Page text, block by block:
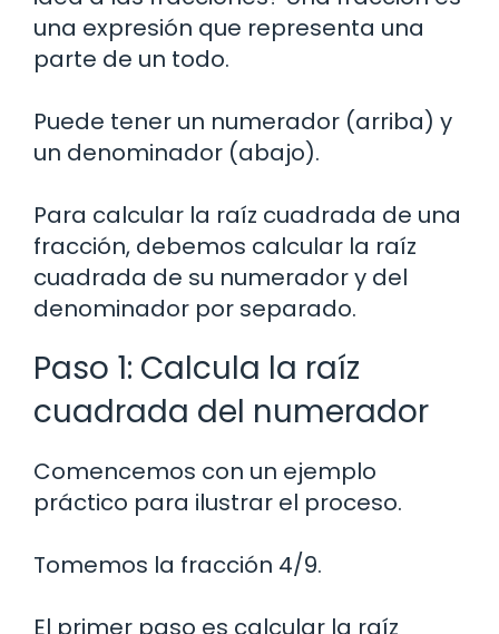
una expresión que representa una
parte de un todo.
Puede tener un numerador (arriba) y
un denominador (abajo).
Para calcular la raíz cuadrada de una
fracción, debemos calcular la raíz
cuadrada de su numerador y del
denominador por separado.
Paso 1: Calcula la raíz
cuadrada del numerador
Comencemos con un ejemplo
práctico para ilustrar el proceso.
Tomemos la fracción 4/9.
El primer paso es calcular la raíz